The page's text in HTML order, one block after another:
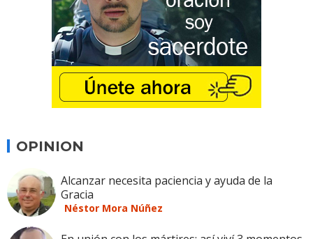
OPINION
Alcanzar necesita paciencia y ayuda de la
Gracia
Néstor Mora Núñez